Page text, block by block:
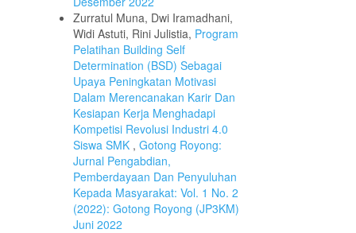
Zurratul Muna, Dwi Iramadhani,
Widi Astuti, Rini Julistia, Program
Pelatihan Building Self
Determination (BSD) Sebagai
Upaya Peningkatan Motivasi
Dalam Merencanakan Karir Dan
Kesiapan Kerja Menghadapi
Kompetisi Revolusi Industri 4.0
Siswa SMK ,Gotong Royong:
Jurnal Pengabdian,
Pemberdayaan Dan Penyuluhan
Kepada Masyarakat: Vol. 1 No. 2
(2022): Gotong Royong (JP3KM)
Juni 2022